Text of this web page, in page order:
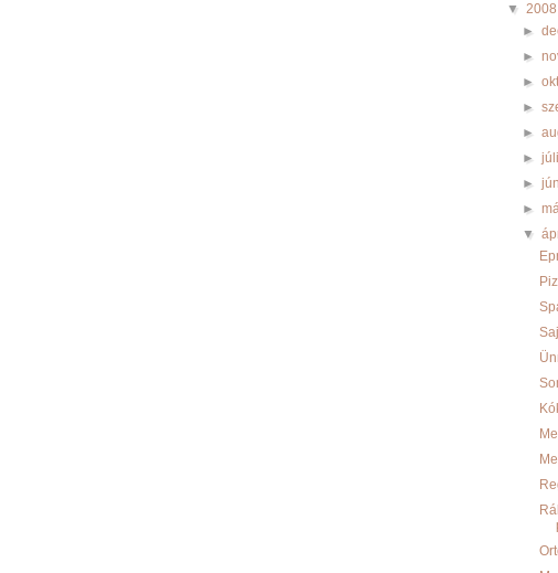
▼ 2008
►
►
►
►
►
►
►
►
▼